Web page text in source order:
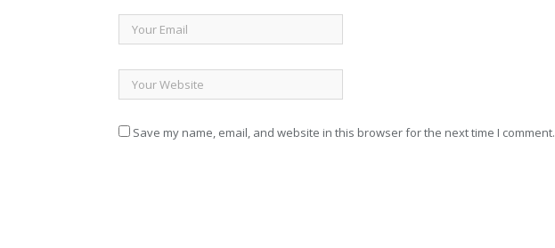
Save my name, email, and website in this browser for the next time I comment.